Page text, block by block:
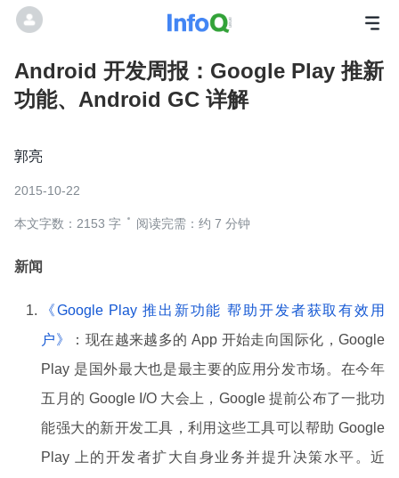
Android 开发周报：Google Play 推新
功能、Android GC 详解
郭亮
2015-10-22
本文字数：2153 字 阅读完需：约 7 分钟
新闻
《Google Play 推出新功能 帮助开发者获取有效用
户》
：现在越来越多的 App 开始走向国际化，Google
Play 是国外最大也是最主要的应用分发市场。在今年
五月的 Google I/O 大会上，Google 提前公布了一批功
能强大的新开发工具，利用这些工具可以帮助 Google
Play 上的开发者扩大自身业务并提升决策水平。近